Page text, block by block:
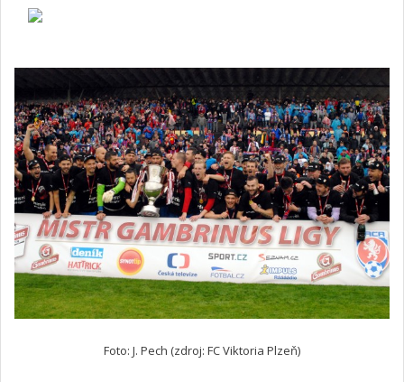
Foto: J. Pech (zdroj: FC Viktoria Plzeň)